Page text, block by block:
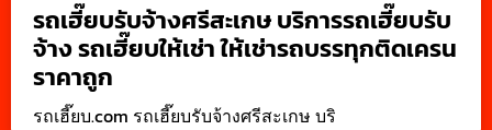
รถเฮี๊ยบรับจ้างศรีสะเกษ บริการรถเฮี๊ยบรับ
จ้าง รถเฮี๊ยบให้เช่า ให้เช่ารถบรรทุกติดเครน
ราคาถูก
รถเฮี๊ยบ.com รถเฮี๊ยบรับจ้างศรีสะเกษ บริ